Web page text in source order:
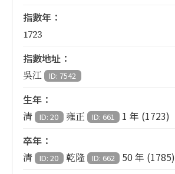
指數年：
1723
指數地址：
吳江 ID: 7542
生年：
清 ID: 20 雍正 ID: 661
1 年 (1723)
卒年：
清 ID: 20 乾隆 ID: 662
50 年 (1785)